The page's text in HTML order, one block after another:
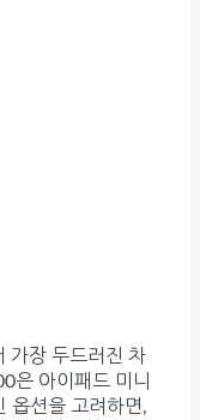
가장 두드러진 차
은 아이패드 미니
옵션을 고려하면,